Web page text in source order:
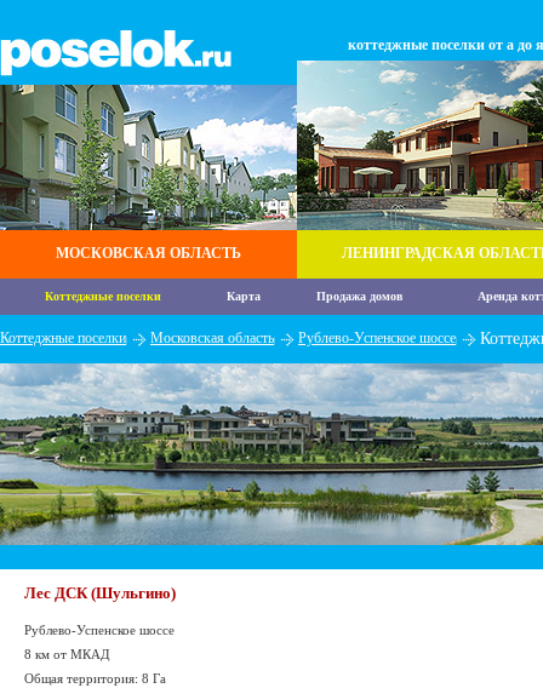
МОСКОВСКАЯ ОБЛАСТЬ
коттеджные поселки от а до я
ЛЕНИНГРАДСКАЯ
Коттеджные поселки Карта Продажа домов Аренда
Коттеджные поселки Московская область Рублево-Успенское шоссе
Лес ДСК (Шульгино)
Рублево-Успенское шоссе
8 км от МКАД
Общая территория: 8 Га